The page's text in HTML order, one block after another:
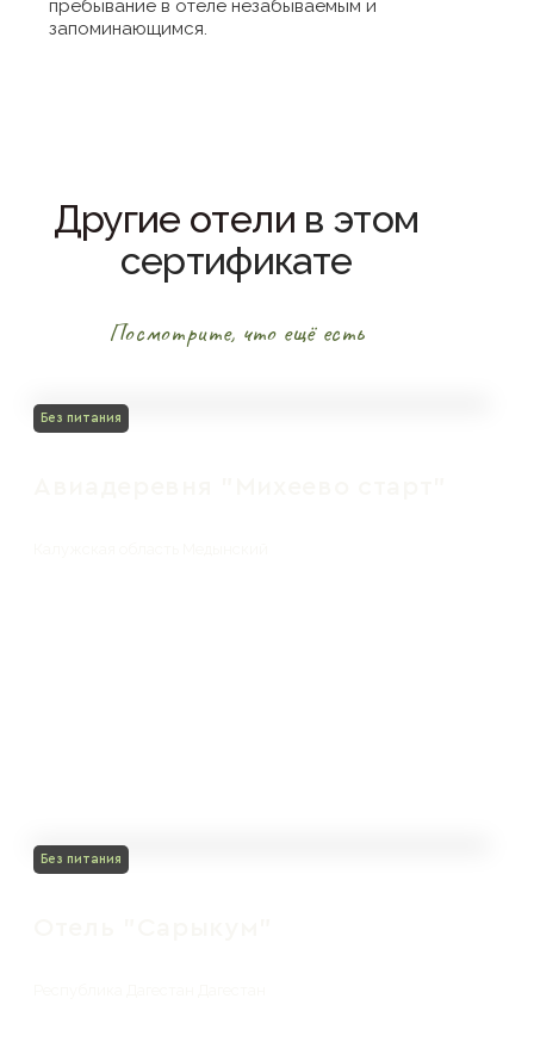
пребывание в отеле незабываемым и
запоминающимся.
Другие отели в этом
сертификате
Посмотрите, что ещё есть
Без питания
Без питания